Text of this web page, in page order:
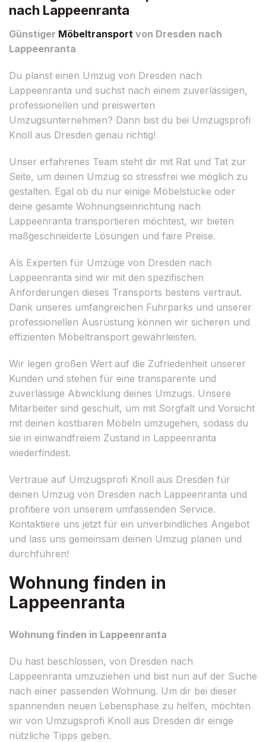
nach Lappeenranta
Günstiger Möbeltransport von Dresden nach
Lappeenranta
Du planst einen Umzug von Dresden nach
Lappeenranta und suchst nach einem zuverlässigen,
professionellen und preiswerten
Umzugsunternehmen? Dann bist du bei Umzugsprofi
Knoll aus Dresden genau richtig!
Unser erfahrenes Team steht dir mit Rat und Tat zur
Seite, um deinen Umzug so stressfrei wie möglich zu
gestalten. Egal ob du nur einige Möbelstücke oder
deine gesamte Wohnungseinrichtung nach
Lappeenranta transportieren möchtest, wir bieten
maßgeschneiderte Lösungen und faire Preise.
Als Experten für Umzüge von Dresden nach
Lappeenranta sind wir mit den spezifischen
Anforderungen dieses Transports bestens vertraut.
Dank unseres umfangreichen Fuhrparks und unserer
professionellen Ausrüstung können wir sicheren und
effizienten Möbeltransport gewährleisten.
Wir legen großen Wert auf die Zufriedenheit unserer
Kunden und stehen für eine transparente und
zuverlässige Abwicklung deines Umzugs. Unsere
Mitarbeiter sind geschult, um mit Sorgfalt und Vorsicht
mit deinen kostbaren Möbeln umzugehen, sodass du
sie in einwandfreiem Zustand in Lappeenranta
wiederfindest.
Vertraue auf Umzugsprofi Knoll aus Dresden für
deinen Umzug von Dresden nach Lappeenranta und
profitiere von unserem umfassenden Service.
Kontaktiere uns jetzt für ein unverbindliches Angebot
und lass uns gemeinsam deinen Umzug planen und
durchführen!
Wohnung finden in
Lappeenranta
Wohnung finden in Lappeenranta
Du hast beschlossen, von Dresden nach
Lappeenranta umzuziehen und bist nun auf der Suche
nach einer passenden Wohnung. Um dir bei dieser
spannenden neuen Lebensphase zu helfen, möchten
wir von Umzugsprofi Knoll aus Dresden dir einige
nützliche Tipps geben.